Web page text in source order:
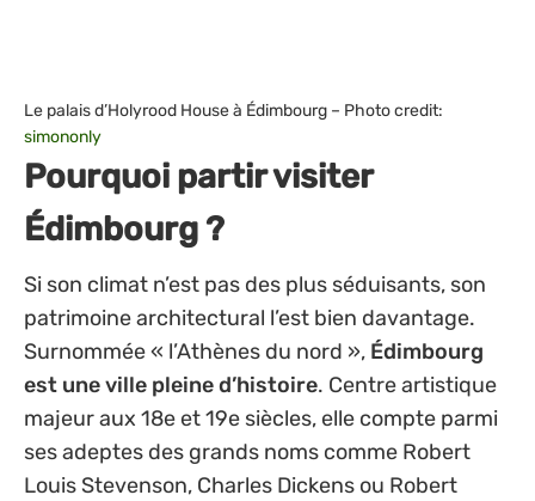
Le palais d’Holyrood House à Édimbourg – Photo credit:
simononly
Pourquoi partir visiter
Édimbourg ?
Si son climat n’est pas des plus séduisants, son
patrimoine architectural l’est bien davantage.
Surnommée « l’Athènes du nord », Édimbourg
est une ville pleine d’histoire. Centre artistique
majeur aux 18e et 19e siècles, elle compte parmi
ses adeptes des grands noms comme Robert
Louis Stevenson, Charles Dickens ou Robert